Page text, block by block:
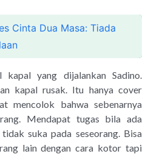
Cinta Dua Masa: Tiada
kapal yang dijalankan Sadino.
kapal rusak. Itu hanya cover
mencolok bahwa sebenarnya
Mendapat tugas bila ada
suka pada seseorang. Bisa
lain dengan cara kotor tapi